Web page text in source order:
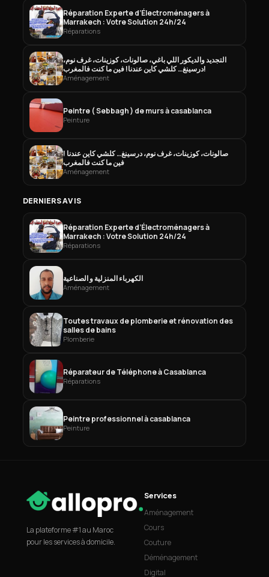
Réparation Experte d’Électroménagers à
Marrakech : Votre Solution 24h/24
Réparations
التجديد والديكور اللي باغي، صالونات، كوزينات، غرف نوم،
درسينغ… كلشي كاين عندنا! فين ما كنت فالمغرب!
Aménagement
Peintre ( Sebbagh ) de murs à casablanca
Peinture
صالونات، كوزينات، غرف نوم، درسينغ… كلشي كاين عندنا !
فين ما كنت فالمغرب
Aménagement
DERNIERS AVIS
Réparation Experte d’Électroménagers à
Marrakech : Votre Solution 24h/24
Réparations
الكهرباء المنزلية و الصناعية
Aménagement
Toutes travaux de plomberie et rénovation des
salles de bains
Plomberie
Réparateur de Téléphone à Casablanca
Réparations
Peintre professionnel à casablanca
Peinture
La plateforme #1 au Maroc
pour les services à domicile.
Services
Aménagement
Cours
Couture
Déménagement
Digital